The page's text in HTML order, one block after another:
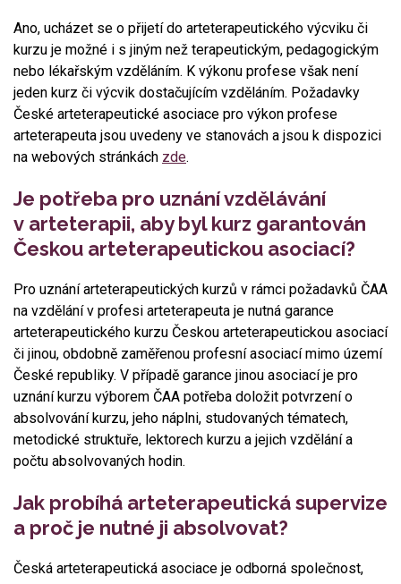
Ano, ucházet se o přijetí do arteterapeutického výcviku či
kurzu je možné i s jiným než terapeutickým, pedagogickým
nebo lékařským vzděláním. K výkonu profese však není
jeden kurz či výcvik dostačujícím vzděláním. Požadavky
České arteterapeutické asociace pro výkon profese
arteterapeuta jsou uvedeny ve stanovách a jsou k dispozici
na webových stránkách zde.
Je potřeba pro uznání vzdělávání
v arteterapii, aby byl kurz garantován
Českou arteterapeutickou asociací?
Pro uznání arteterapeutických kurzů v rámci požadavků ČAA
na vzdělání v profesi arteterapeuta je nutná garance
arteterapeutického kurzu Českou arteterapeutickou asociací
či jinou, obdobně zaměřenou profesní asociací mimo území
České republiky. V případě garance jinou asociací je pro
uznání kurzu výborem ČAA potřeba doložit potvrzení o
absolvování kurzu, jeho náplni, studovaných tématech,
metodické struktuře, lektorech kurzu a jejich vzdělání a
počtu absolvovaných hodin.
Jak probíhá arteterapeutická supervize
a proč je nutné ji absolvovat?
Česká arteterapeutická asociace je odborná společnost,